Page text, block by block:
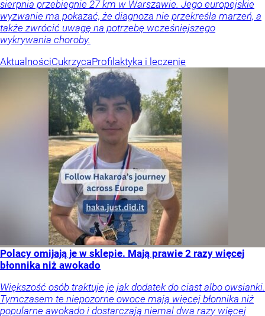
sierpnia przebiegnie 27 km w Warszawie. Jego europejskie
wyzwanie ma pokazać, że diagnoza nie przekreśla marzeń, a
także zwrócić uwagę na potrzebę wcześniejszego
wykrywania choroby.
AktualnościCukrzycaProfilaktyka i leczenie
Polacy omijają je w sklepie. Mają prawie 2 razy więcej
błonnika niż awokado
Większość osób traktuje je jak dodatek do ciast albo owsianki.
Tymczasem te niepozorne owoce mają więcej błonnika niż
popularne awokado i dostarczają niemal dwa razy więcej